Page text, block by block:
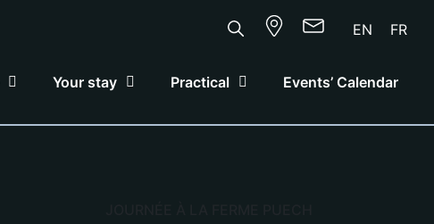
EN FR
Your stay Practical Events’ Calendar